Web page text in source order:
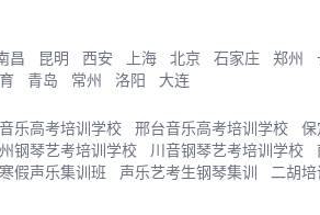
昌 昆明 西安 上海 北京 石家庄 郑州
青岛 常州 洛阳 大连
乐高考培训学校 邢台音乐高考培训学校
钢琴艺考培训学校 川音钢琴艺考培训学校
寒假声乐集训班 声乐艺考生钢琴集训 二胡培